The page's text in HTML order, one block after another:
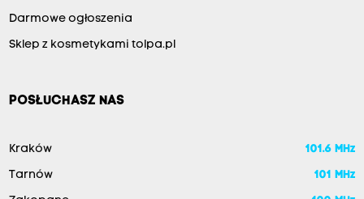
Darmowe ogłoszenia
Sklep z kosmetykami tolpa.pl
POSŁUCHASZ NAS
Kraków 101.6 MHz
Tarnów 101 MHz